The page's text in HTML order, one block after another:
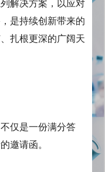
解决方案，以应对
是持续创新带来的
扎根更深的广阔天
仅是一份满分答
邀请函。